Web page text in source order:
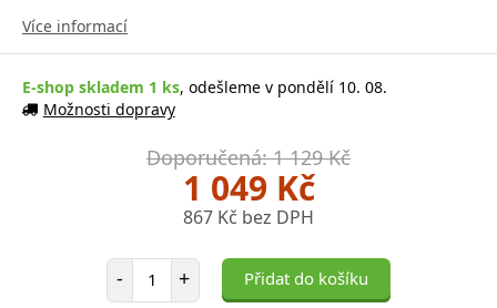
Více informací
E-shop skladem 1 ks, odešleme v pondělí 10. 08.
Možnosti dopravy
Doporučená: 1 129 Kč
1 049 Kč
867 Kč bez DPH
- Počet položek
+ Přidat do košíku